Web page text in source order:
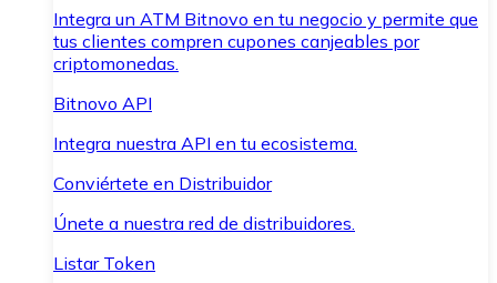
Integra un ATM Bitnovo en tu negocio y permite que
tus clientes compren cupones canjeables por
criptomonedas.
Bitnovo API
Integra nuestra API en tu ecosistema.
Conviértete en Distribuidor
Únete a nuestra red de distribuidores.
Listar Token